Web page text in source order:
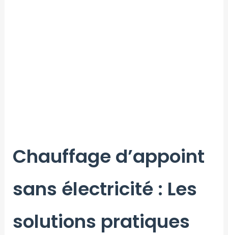
Chauffage d’appoint
sans électricité : Les
solutions pratiques